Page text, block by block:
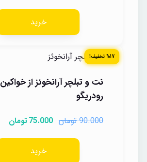
خرید
%17 تخفیف!
نت و تبلچر آرانخوئز از خواکین
رودریگو
90.000 تومان 75.000تومان
خرید